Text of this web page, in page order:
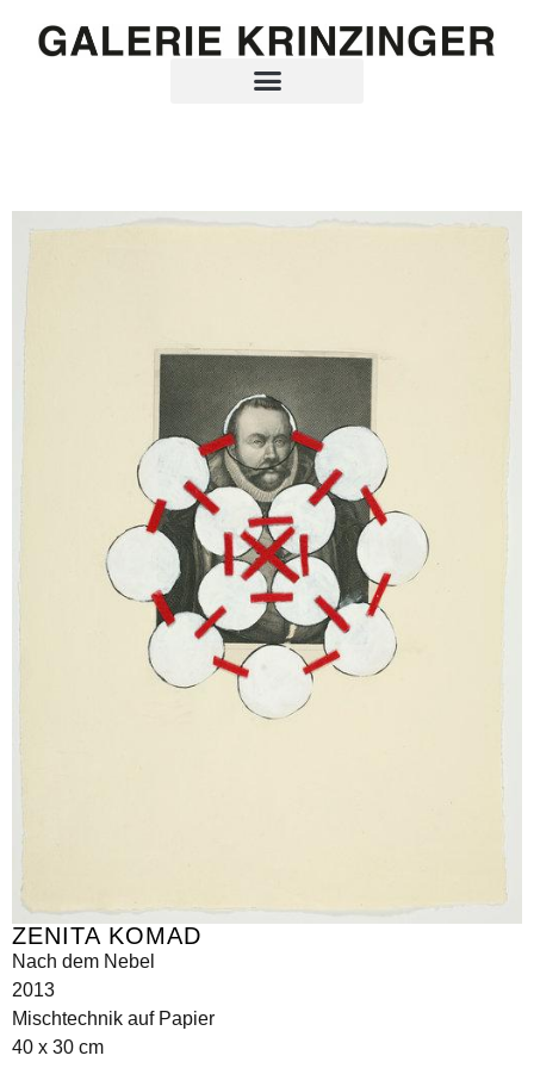
ZENITA KOMAD
Nach dem Nebel
2013
Mischtechnik auf Papier
40 x 30 cm